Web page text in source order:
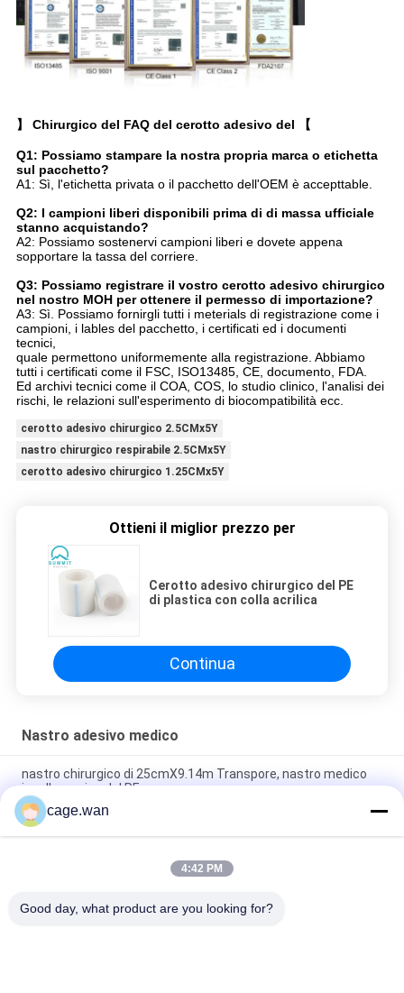
】 Chirurgico del FAQ del cerotto adesivo del 【
Q1: Possiamo stampare la nostra propria marca o etichetta
sul pacchetto?
A1: Sì, l'etichetta privata o il pacchetto dell'OEM è accepttable.
Q2: I campioni liberi disponibili prima di di massa ufficiale
stanno acquistando?
A2: Possiamo sostenervi campioni liberi e dovete appena
sopportare la tassa del corriere.
Q3: Possiamo registrare il vostro cerotto adesivo chirurgico
nel nostro MOH per ottenere il permesso di importazione?
A3: Sì. Possiamo fornirgli tutti i meterials di registrazione come i
campioni, i lables del pacchetto, i certificati ed i documenti
tecnici,
quale permettono uniformemente alla registrazione. Abbiamo
tutti i certificati come il FSC, ISO13485, CE, documento, FDA.
Ed archivi tecnici come il COA, COS, lo studio clinico, l'analisi dei
rischi, le relazioni sull'esperimento di biocompatibilità ecc.
cerotto adesivo chirurgico 2.5CMx5Y
nastro chirurgico respirabile 2.5CMx5Y
cerotto adesivo chirurgico 1.25CMx5Y
Ottieni il miglior prezzo per
Cerotto adesivo chirurgico del PE
di plastica con colla acrilica
Continua
Nastro adesivo medico
nastro chirurgico di 25cmX9.14m Transpore, nastro medico
ipoallergenico del PE
Cerotto adesivo chirurgico del rotolo bianco, nastro di
2.5CMx5M Non Woven Paper
Cerotto adesivo chirurgico della copertura bianca con la
cage.wan
4:42 PM
Good day, what product are you looking for?